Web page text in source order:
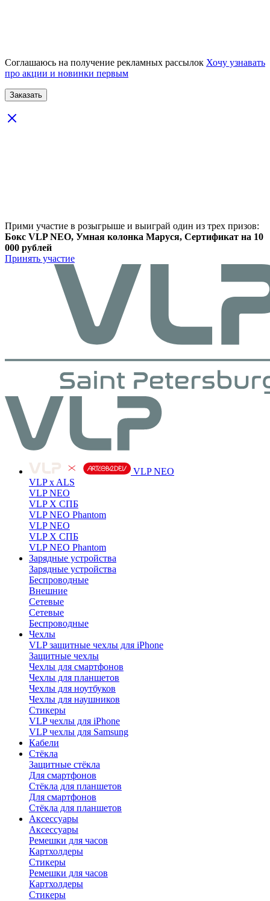
Соглашаюсь на получение рекламных рассылок Хочу узнавать
про акции и новинки первым
Прими участие в розыгрыше и выиграй один из трех призов:
Бокс VLP NEO, Умная колонка Маруся, Сертификат на 10
000 рублей
Принять участие
VLP NEO
VLP x ALS
VLP NEO
VLP X СПБ
VLP NEO Phantom
VLP NEO
VLP X СПБ
VLP NEO Phantom
Зарядные устройства
Зарядные устройства
Беспроводные
Внешние
Сетевые
Сетевые
Беспроводные
Чехлы
VLP защитные чехлы для iPhone
Защитные чехлы
Чехлы для смартфонов
Чехлы для планшетов
Чехлы для ноутбуков
Чехлы для наушников
Стикеры
VLP чехлы для iPhone
VLP чехлы для Samsung
Кабели
Стёкла
Защитные стёкла
Для смартфонов
Стёкла для планшетов
Для смартфонов
Стёкла для планшетов
Аксессуары
Аксессуары
Ремешки для часов
Картхолдеры
Стикеры
Ремешки для часов
Картхолдеры
Стикеры